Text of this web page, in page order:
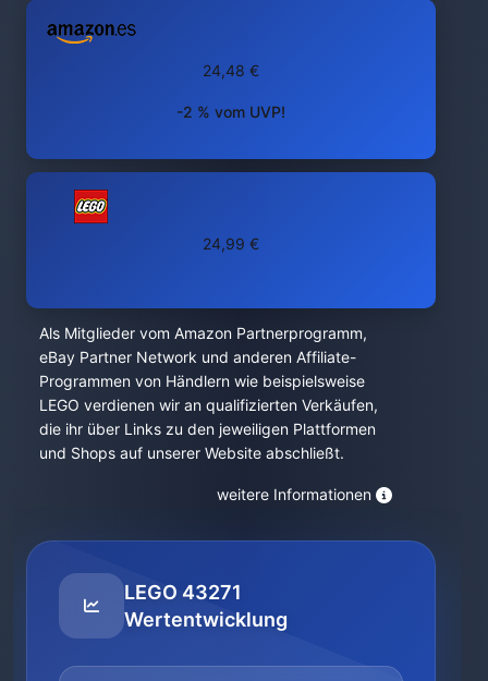
24,48 €
-2 % vom UVP!
24,99 €
Als Mitglieder vom Amazon Partnerprogramm,
eBay Partner Network und anderen Affiliate-
Programmen von Händlern wie beispielsweise
LEGO verdienen wir an qualifizierten Verkäufen,
die ihr über Links zu den jeweiligen Plattformen
und Shops auf unserer Website abschließt.
weitere Informationen
LEGO 43271
Wertentwicklung